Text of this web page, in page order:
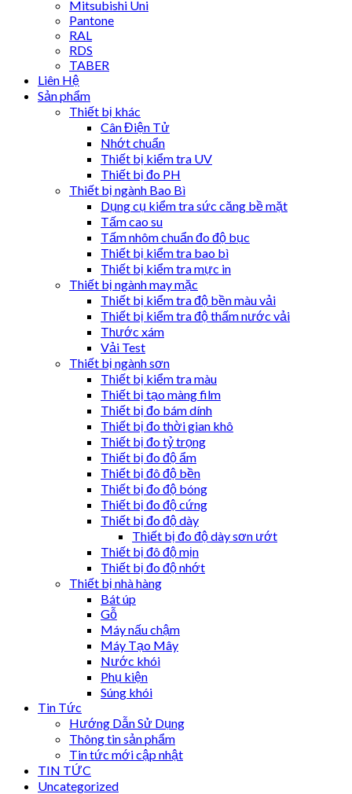
Mitsubishi Uni
Pantone
RAL
RDS
TABER
Liên Hệ
Sản phẩm
Thiết bị khác
Cân Điện Tử
Nhớt chuẩn
Thiết bị kiểm tra UV
Thiết bị đo PH
Thiết bị ngành Bao Bì
Dụng cụ kiểm tra sức căng bề mặt
Tấm cao su
Tấm nhôm chuẩn đo độ bục
Thiết bị kiểm tra bao bì
Thiết bị kiểm tra mực in
Thiết bị ngành may mặc
Thiết bị kiểm tra độ bền màu vải
Thiết bị kiểm tra độ thấm nước vải
Thước xám
Vải Test
Thiết bị ngành sơn
Thiết bị kiểm tra màu
Thiết bị tạo màng film
Thiết bị đo bám dính
Thiết bị đo thời gian khô
Thiết bị đo tỷ trọng
Thiết bị đo độ ẩm
Thiết bị đô độ bền
Thiết bị đo độ bóng
Thiết bị đo độ cứng
Thiết bị đo độ dày
Thiết bị đo độ dày sơn ướt
Thiết bị đô độ mịn
Thiết bị đo độ nhớt
Thiết bị nhà hàng
Bát úp
Gỗ
Máy nấu chậm
Máy Tạo Mây
Nước khói
Phụ kiện
Súng khói
Tin Tức
Hướng Dẫn Sử Dụng
Thông tin sản phẩm
Tin tức mới cập nhật
TIN TỨC
Uncategorized